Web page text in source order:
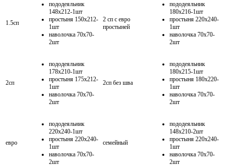
1.5сп
пододеяльник
148х212-1шт
простыня 150х212-
1шт
наволочка 70х70-
2шт
2 сп с евро
простыней
пододеяльник
180х216-1шт
простыня 220х240-
1шт
наволочка 70х70-
2шт
2сп
пододеяльник
178х210-1шт
простыня 175х212-
1шт
наволочка 70х70-
2шт
2сп без шва
пододеяльник
180х215-1шт
простыня 180х220-
1шт
наволочка 70х70-
2шт
евро
пододеяльник
220х240-1шт
простыня 220х240-
1шт
наволочка 70х70-
2шт
семейный
пододеяльник
148х210-2шт
простыня 220х240-
1шт
наволочка 70х70-
2шт